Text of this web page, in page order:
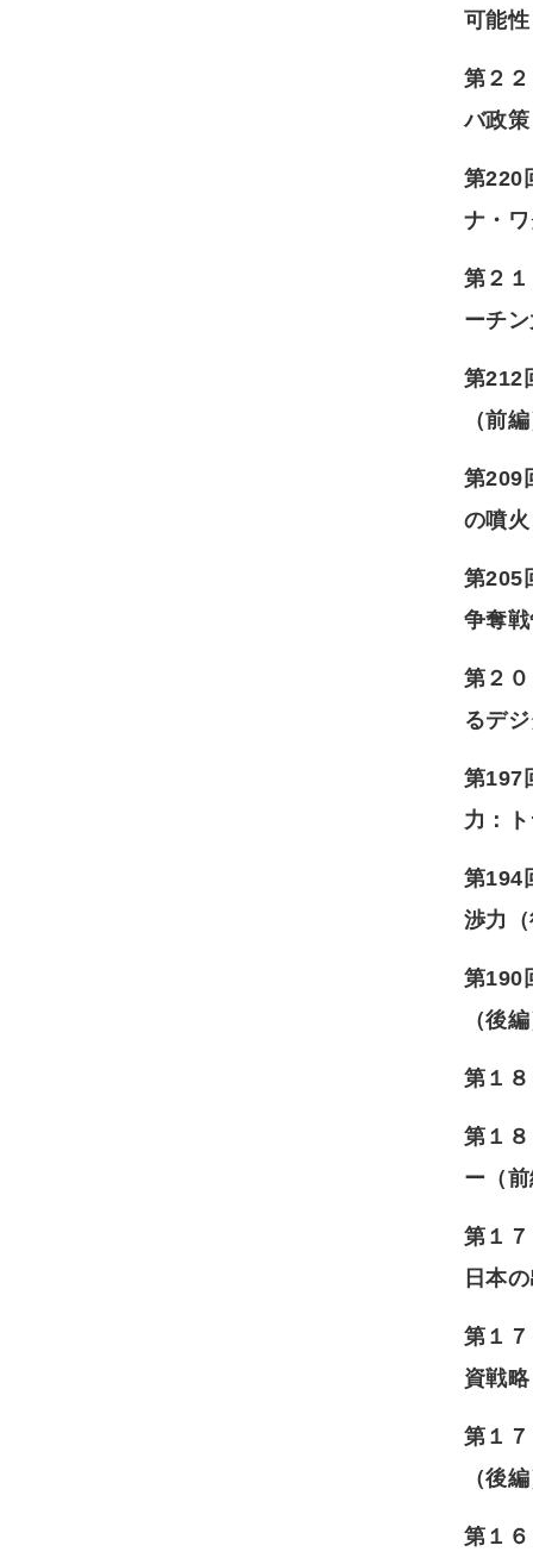
可能
第２
バ政
第220
ナ・
第２
ーチ
第212
（前
第209
の噴
第205
争奪
第２
るデ
第197
力：
第194
渉力
第190
（後
第１
第１
ー（
第１
日本
第１
資戦
第１
（後
第１